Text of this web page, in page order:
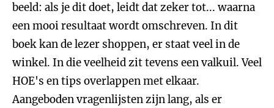
beeld: als je dit doet, leidt dat zeker tot... waarna
een mooi resultaat wordt omschreven. In dit
boek kan de lezer shoppen, er staat veel in de
winkel. In die veelheid zit tevens een valkuil. Veel
HOE's en tips overlappen met elkaar.
Aangeboden vragenlijsten zijn lang, als er